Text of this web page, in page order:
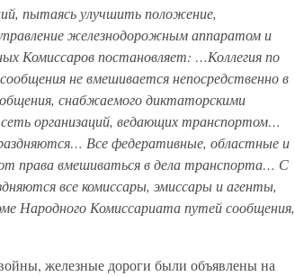
пытаясь улучшить положение,
железнодорожным аппаратом и
Комиссаров постановляет: …Коллегия по
не вмешивается непосредственно в
снабжаемого диктаторскими
организаций, ведающих транспортом…
Все федеративные, областные и
права вмешиваться в дела транспорта… С
все комиссары, эмиссары и агенты,
Народного Комиссариата путей сообщения,
железные дороги были объявлены на